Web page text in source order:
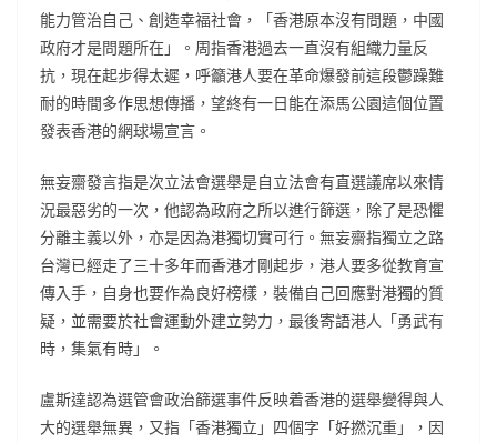
能力管治自己、創造幸福社會，「香港原本沒有問題，中國
政府才是問題所在」。周指香港過去一直沒有組織力量反
抗，現在起步得太遲，呼籲港人要在革命爆發前這段鬱躁難
耐的時間多作思想傳播，望終有一日能在添馬公園這個位置
發表香港的網球場宣言。
無妄齋發言指是次立法會選舉是自立法會有直選議席以來情
況最惡劣的一次，他認為政府之所以進行篩選，除了是恐懼
分離主義以外，亦是因為港獨切實可行。無妄齋指獨立之路
台灣已經走了三十多年而香港才剛起步，港人要多從教育宣
傳入手，自身也要作為良好榜樣，裝備自己回應對港獨的質
疑，並需要於社會運動外建立勢力，最後寄語港人「勇武有
時，集氣有時」。
盧斯達認為選管會政治篩選事件反映着香港的選舉變得與人
大的選舉無異，又指「香港獨立」四個字「好撚沉重」，因